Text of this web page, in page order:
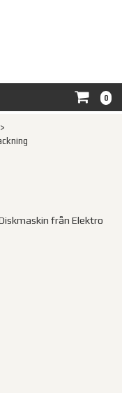
0
från Elektro